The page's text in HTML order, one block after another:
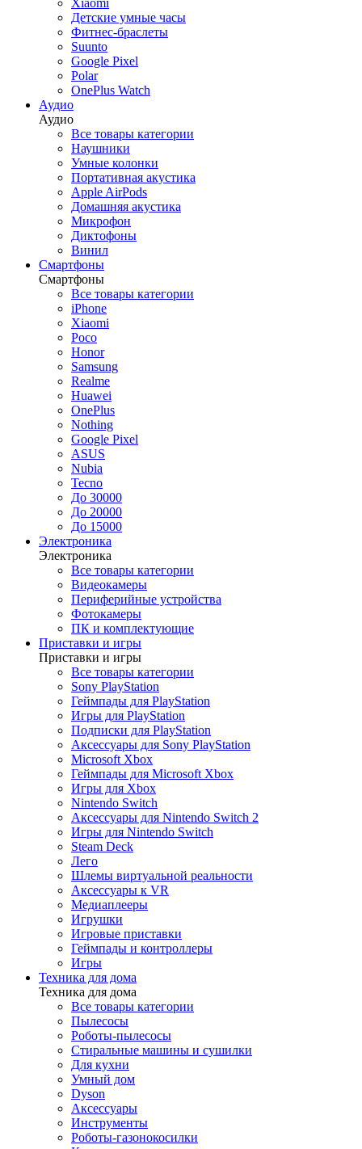
Xiaomi
Детские умные часы
Фитнес-браслеты
Suunto
Google Pixel
Polar
OnePlus Watch
Аудио
Аудио
Все товары категории
Наушники
Умные колонки
Портативная акустика
Apple AirPods
Домашняя акустика
Микрофон
Диктофоны
Винил
Смартфоны
Смартфоны
Все товары категории
iPhone
Xiaomi
Poco
Honor
Samsung
Realme
Huawei
OnePlus
Nothing
Google Pixel
ASUS
Nubia
Tecno
До 30000
До 20000
До 15000
Электроника
Электроника
Все товары категории
Видеокамеры
Периферийные устройства
Фотокамеры
ПК и комплектующие
Приставки и игры
Приставки и игры
Все товары категории
Sony PlayStation
Геймпады для PlayStation
Игры для PlayStation
Подписки для PlayStation
Аксессуары для Sony PlayStation
Microsoft Xbox
Геймпады для Microsoft Xbox
Игры для Xbox
Nintendo Switch
Аксессуары для Nintendo Switch 2
Игры для Nintendo Switch
Steam Deck
Лего
Шлемы виртуальной реальности
Аксессуары к VR
Медиаплееры
Игрушки
Игровые приставки
Геймпады и контроллеры
Игры
Техника для дома
Техника для дома
Все товары категории
Пылесосы
Роботы-пылесосы
Стиральные машины и сушилки
Для кухни
Умный дом
Dyson
Аксессуары
Инструменты
Роботы-газонокосилки